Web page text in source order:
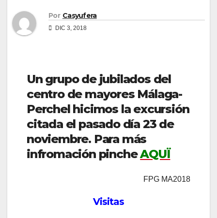
Por Casyufera
DIC 3, 2018
Un grupo de jubilados del
centro de mayores Málaga-
Perchel hicimos la excursión
citada el pasado día 23 de
noviembre. Para más
infromación pincheAQUÏ
FPG MA2018
Visitas